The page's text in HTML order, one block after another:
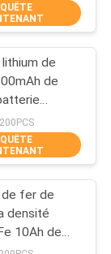
140
de
de
le stylo
fer de
densité
10Ah de
de batterie